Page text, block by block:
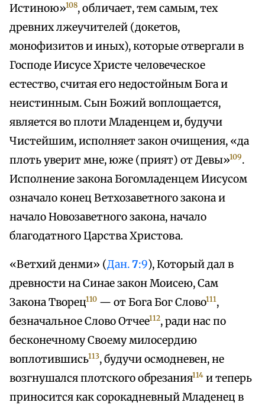
Истиною»108, обличает, тем самым, тех
древних лжеучителей (докетов,
монофизитов и иных), которые отвергали в
Господе Иисусе Христе человеческое
естество, считая его недостойным Бога и
неистинным. Сын Божий воплощается,
является во плоти Младенцем и, будучи
Чистейшим, исполняет закон очищения, «да
плоть уверит мне, юже (прият) от Девы»109.
Исполнение закона Богомладенцем Иисусом
означало конец Ветхозаветного закона и
начало Новозаветного закона, начало
благодатного Царства Христова.
«Ветхий денми» (Дан.7:9), Который дал в
древности на Синае закон Моисею, Сам
Закона Творец110 — от Бога Бог Слово111,
безначальное Слово Отчее112, ради нас по
бесконечному Своему милосердию
воплотившись113, будучи осмодневен, не
возгнушался плотского обрезания114 и теперь
приносится как сорокадневный Младенец в